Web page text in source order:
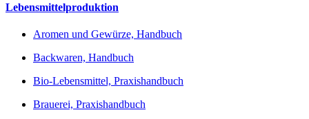
Lebensmittelproduktion
Aromen und Gewürze, Handbuch
Backwaren, Handbuch
Bio-Lebensmittel, Praxishandbuch
Brauerei, Praxishandbuch